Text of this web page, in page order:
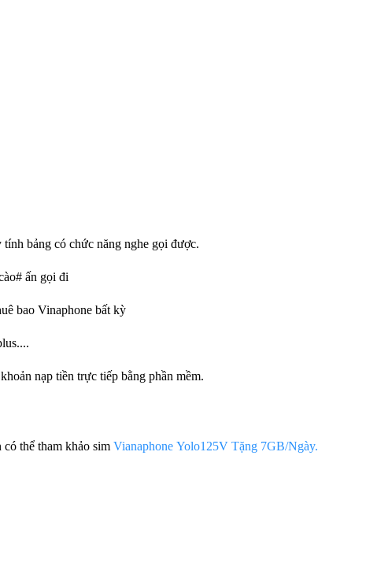
bảng có chức năng nghe gọi được.
ấn gọi đi
bao Vinaphone bất kỳ
nạp tiền trực tiếp bằng phần mềm.
thể tham khảo sim Vianaphone Yolo125V Tặng 7GB/Ngày.